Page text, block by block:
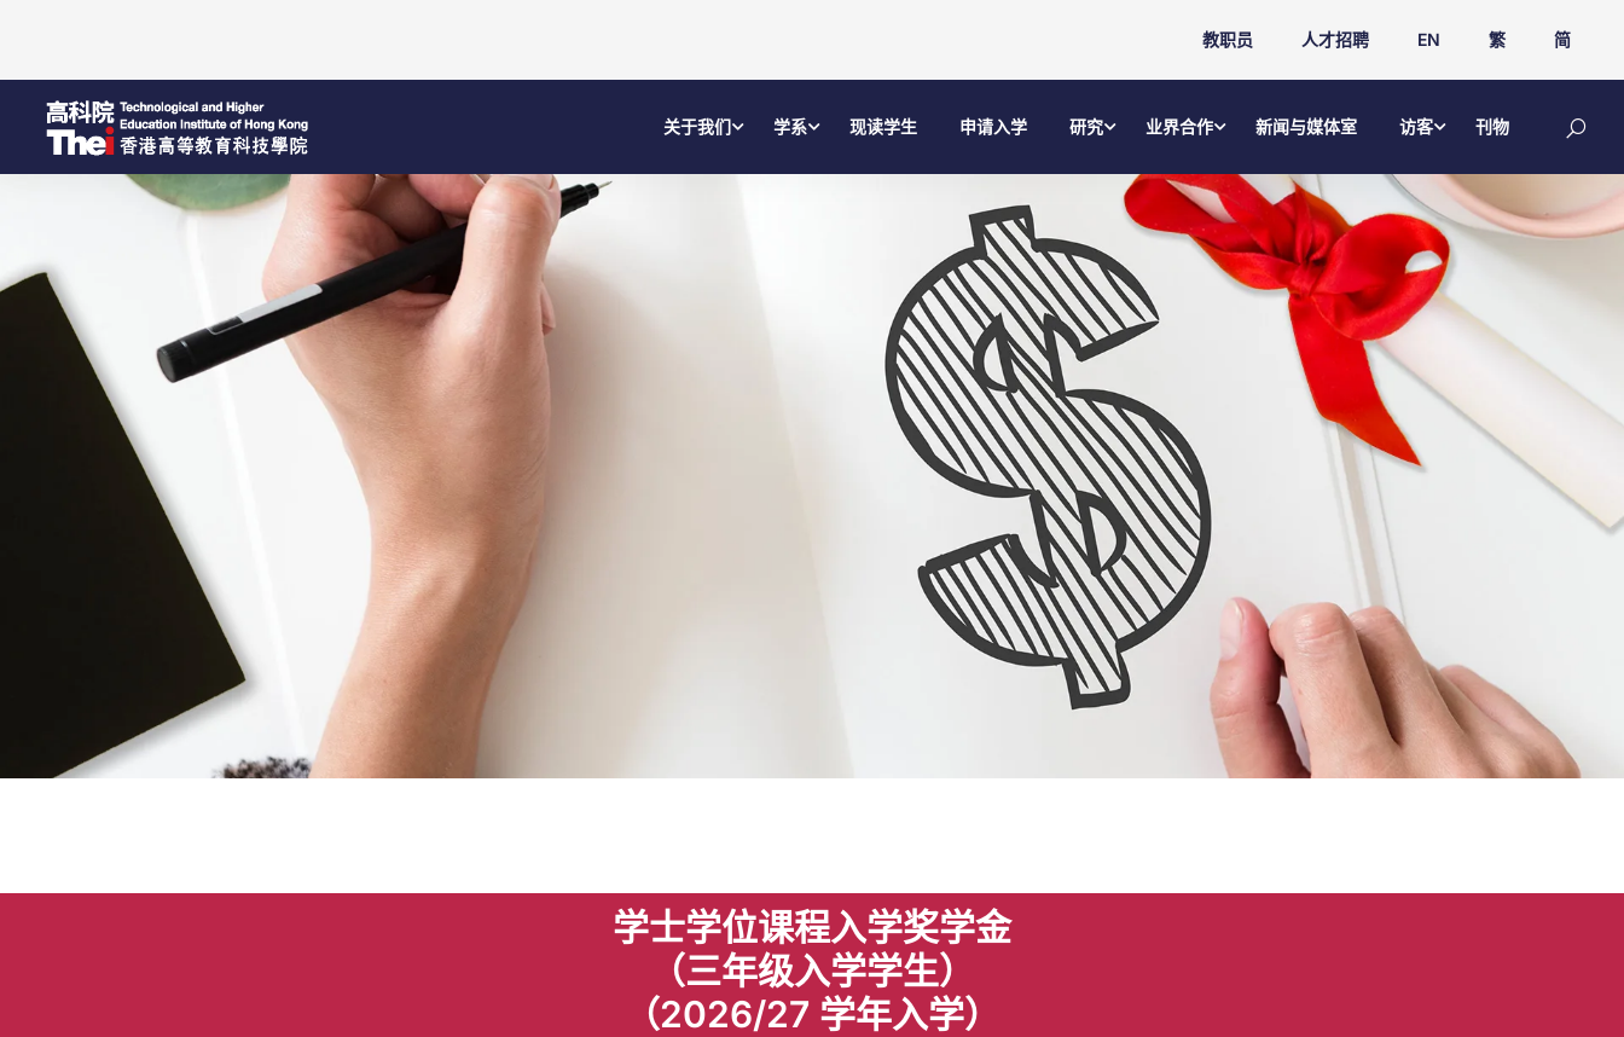
教职员 人才招聘 EN 繁 简
关于我们 学系 现读学生 申请入学 研究 业界合作 新闻与媒体室 访客 刊物
学金
学士学位课程入学奖学金
（三年级入学学生）
（2026/27 学年入学）